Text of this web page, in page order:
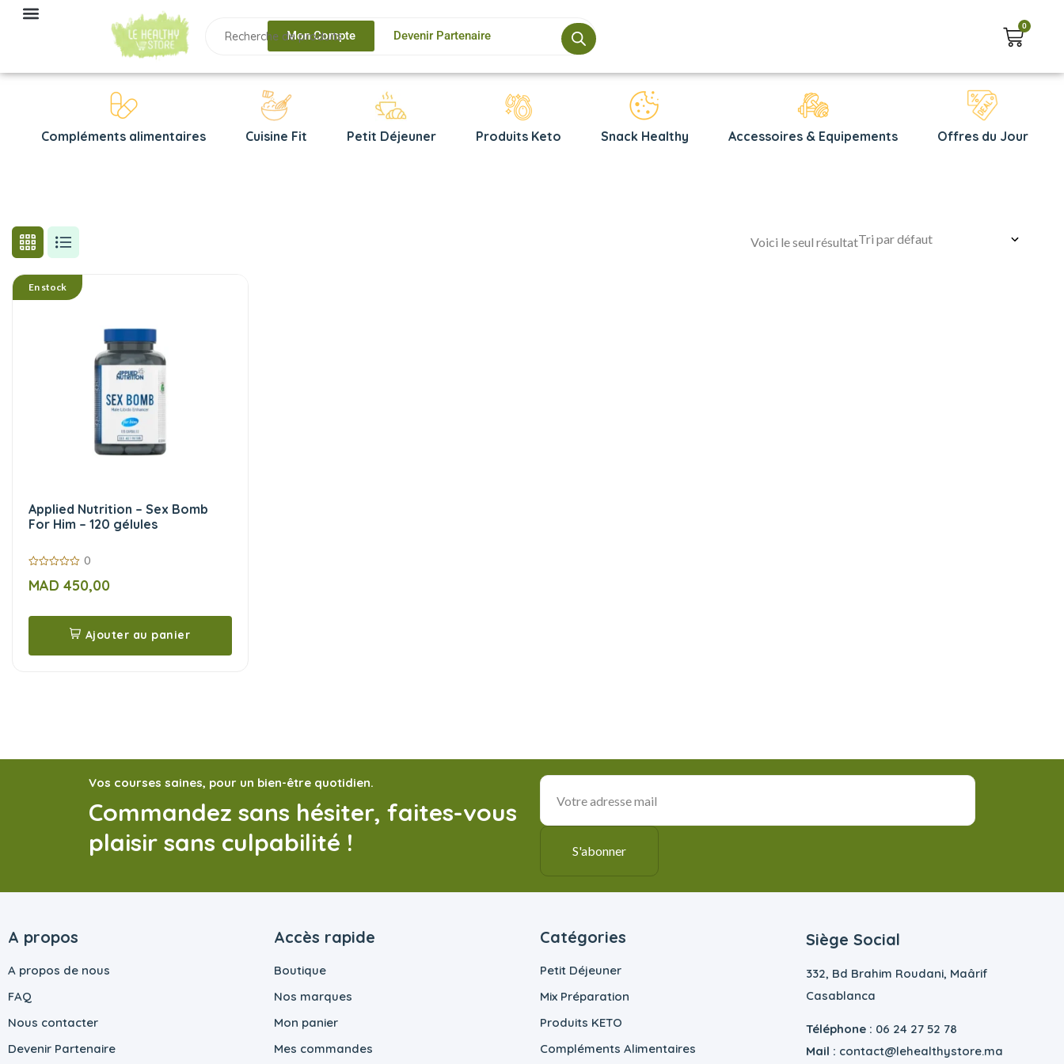
Mon Compte Devenir Partenaire
0
Compléments alimentaires Cuisine Fit Petit Déjeuner Produits Keto Snack Healthy Accessoires & Equipements Offres du Jour
Voici le seul résultat
En stock
Applied Nutrition – Sex Bomb
For Him – 120 gélules
sur
5
0
MAD 450,00
Ajouter au panier
Vos courses saines, pour un bien-être quotidien.
Commandez sans hésiter, faites-vous
plaisir sans culpabilité !
A propos
A propos de nous
FAQ
Nous contacter
Devenir Partenaire
Accès rapide
Boutique
Nos marques
Mon panier
Mes commandes
Catégories
Petit Déjeuner
Mix Préparation
Produits KETO
Compléments Alimentaires
Siège Social
332, Bd Brahim Roudani, Maârif
Casablanca
Téléphone : 06 24 27 52 78
Mail : contact@lehealthystore.ma